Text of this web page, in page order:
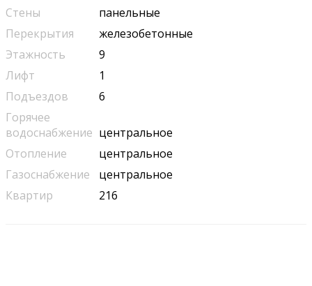
Стены
панельные
Перекрытия
железобетонные
Этажность
9
Лифт
1
Подъездов
6
Горячее
водоснабжение центральное
Отопление
центральное
Газоснабжение
центральное
Квартир
216